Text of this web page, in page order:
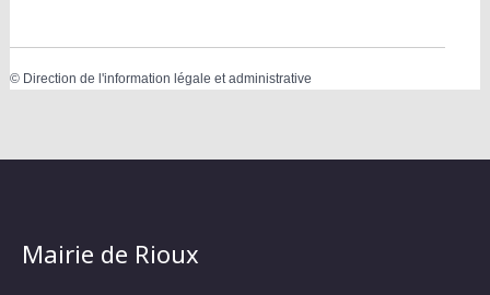
© Direction de l'information légale et administrative
Mairie de Rioux